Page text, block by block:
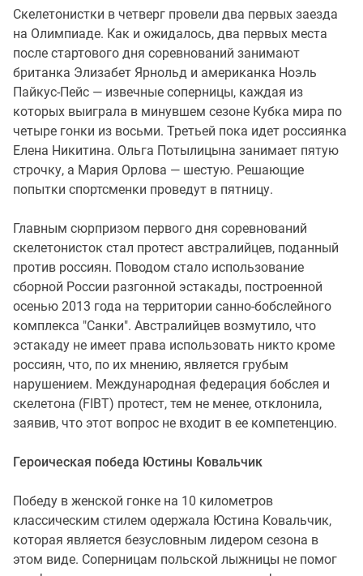
Скелетонистки в четверг провели два первых заезда
на Олимпиаде. Как и ожидалось, два первых места
после стартового дня соревнований занимают
британка Элизабет Ярнольд и американка Ноэль
Пайкус-Пейс — извечные соперницы, каждая из
которых выиграла в минувшем сезоне Кубка мира по
четыре гонки из восьми. Третьей пока идет россиянка
Елена Никитина. Ольга Потылицына занимает пятую
строчку, а Мария Орлова — шестую. Решающие
попытки спортсменки проведут в пятницу.
Главным сюрпризом первого дня соревнований
скелетонисток стал протест австралийцев, поданный
против россиян. Поводом стало использование
сборной России разгонной эстакады, построенной
осенью 2013 года на территории санно-бобслейного
комплекса "Санки". Австралийцев возмутило, что
эстакаду не имеет права использовать никто кроме
россиян, что, по их мнению, является грубым
нарушением. Международная федерация бобслея и
скелетона (FIBT) протест, тем не менее, отклонила,
заявив, что этот вопрос не входит в ее компетенцию.
Героическая победа Юстины Ковальчик
Победу в женской гонке на 10 километров
классическим стилем одержала Юстина Ковальчик,
которая является безусловным лидером сезона в
этом виде. Соперницам польской лыжницы не помог